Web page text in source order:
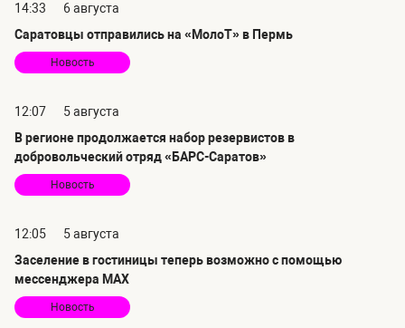
14:33
6 августа
Саратовцы отправились на «МолоТ» в Пермь
Новость
12:07
5 августа
В регионе продолжается набор резервистов в
добровольческий отряд «БАРС-Саратов»
Новость
12:05
5 августа
Заселение в гостиницы теперь возможно с помощью
мессенджера MAX
Новость